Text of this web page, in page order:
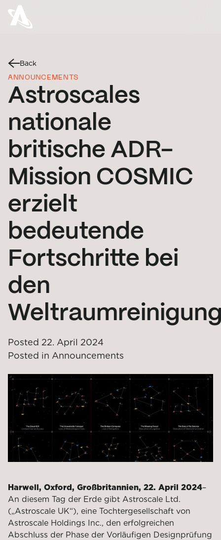
Back
ANNOUNCEMENTS
Astroscales
nationale
britische ADR-
Mission COSMIC
erzielt
bedeutende
Fortschritte bei
den
Posted 22. April 2024
Posted in Announcements
Harwell, Oxford, Großbritannien, 22. April 2024–
An diesem Tag der Erde gibt Astroscale Ltd.
(„Astroscale UK“), eine Tochtergesellschaft von
Astroscale Holdings Inc., den erfolgreichen
Abschluss der Phase der Vorläufigen Designprüfung